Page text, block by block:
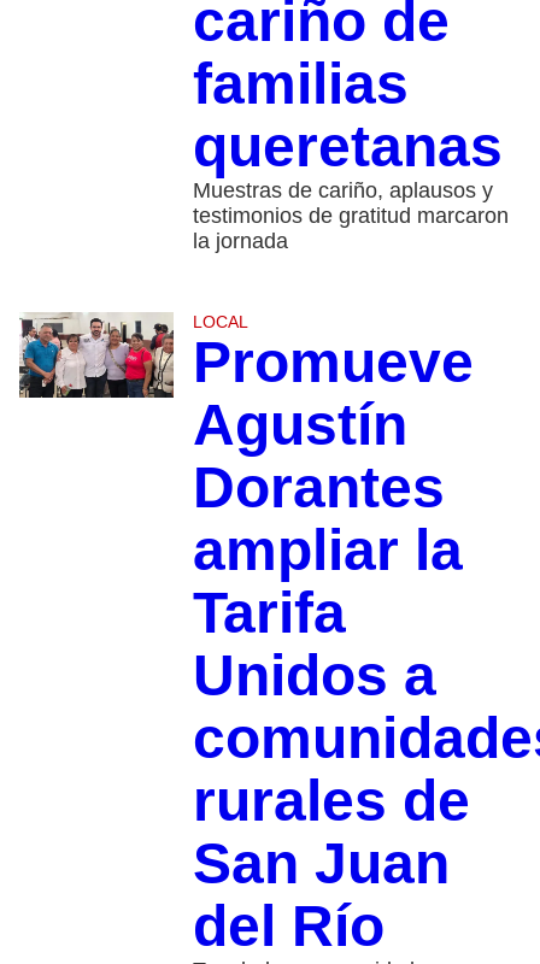
cariño de
familias
queretanas
Muestras de cariño, aplausos y
testimonios de gratitud marcaron
la jornada
LOCAL
Promueve
Agustín
Dorantes
ampliar la
Tarifa
Unidos a
rurales de
San Juan
del Río